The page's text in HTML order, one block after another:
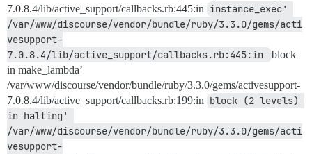
7.0.8.4/lib/active_support/callbacks.rb:445:in instance_exec'
/var/www/discourse/vendor/bundle/ruby/3.3.0/gems/acti
vesupport-
7.0.8.4/lib/active_support/callbacks.rb:445:in
block
in make_lambda’
/var/www/discourse/vendor/bundle/ruby/3.3.0/gems/activesupport-
7.0.8.4/lib/active_support/callbacks.rb:199:in block (2 levels)
in halting'
/var/www/discourse/vendor/bundle/ruby/3.3.0/gems/acti
vesupport-